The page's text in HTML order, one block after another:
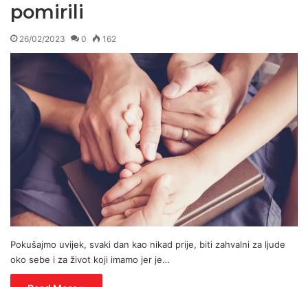
pomirili
26/02/2023 0 162
Pokušajmo uvijek, svaki dan kao nikad prije, biti zahvalni za ljude
oko sebe i za život koji imamo jer je…